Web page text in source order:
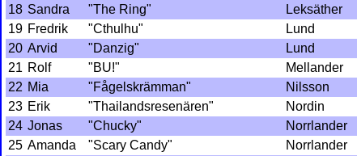
18 Sandra "The Ring"
Leksäther
19 Fredrik "Cthulhu"
Lund
20 Arvid "Danzig"
Lund
21 Rolf "BU!"
Mellander
22 Mia "Fågelskrämman"
Nilsson
23 Erik "Thailandsresenären"
Nordin
24 Jonas "Chucky"
Norrlander
25 Amanda "Scary Candy" Norrlander